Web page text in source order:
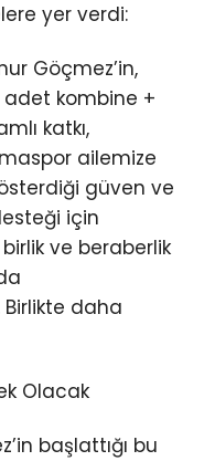
yer verdi:
Göçmez’in,
adet kombine +
katkı,
ailemize
güven ve
için
ve beraberlik
daha
Olacak
başlattığı bu